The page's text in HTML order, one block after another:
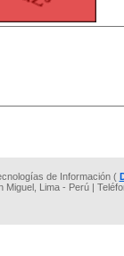
de Información (
Miguel, Lima - Perú |